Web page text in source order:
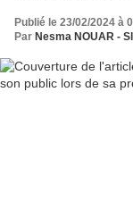
Publié le 23/02/2024 à
Par Nesma NOUAR -